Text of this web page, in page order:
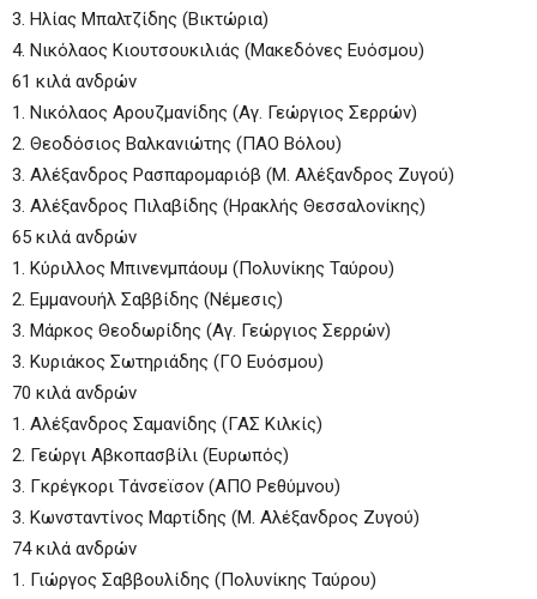
3. Ηλίας Μπαλτζίδης (Βικτώρια)
4. Νικόλαος Κιουτσουκιλιάς (Μακεδόνες Ευόσμου)
61 κιλά ανδρών
1. Νικόλαος Αρουζμανίδης (Αγ. Γεώργιος Σερρών)
2. Θεοδόσιος Βαλκανιώτης (ΠΑΟ Βόλου)
3. Αλέξανδρος Ρασπαρομαριόβ (Μ. Αλέξανδρος Ζυγού)
3. Αλέξανδρος Πιλαβίδης (Ηρακλής Θεσσαλονίκης)
65 κιλά ανδρών
1. Κύριλλος Μπινενμπάουμ (Πολυνίκης Ταύρου)
2. Εμμανουήλ Σαββίδης (Νέμεσις)
3. Μάρκος Θεοδωρίδης (Αγ. Γεώργιος Σερρών)
3. Κυριάκος Σωτηριάδης (ΓΟ Ευόσμου)
70 κιλά ανδρών
1. Αλέξανδρος Σαμανίδης (ΓΑΣ Κιλκίς)
2. Γεώργι Αβκοπασβίλι (Ευρωπός)
3. Γκρέγκορι Τάνσεϊσον (ΑΠΟ Ρεθύμνου)
3. Κωνσταντίνος Μαρτίδης (Μ. Αλέξανδρος Ζυγού)
74 κιλά ανδρών
1. Γιώργος Σαββουλίδης (Πολυνίκης Ταύρου)